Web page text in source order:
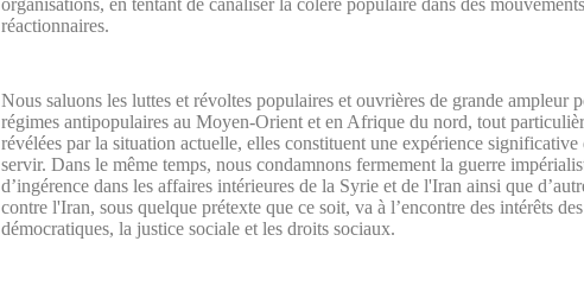
organisations, en tentant de canaliser la colère populaire dans des
réactionnaires.
Nous saluons les luttes et révoltes populaires et ouvrières de grande
régimes antipopulaires au Moyen-Orient et en Afrique du nord, tout
révélées par la situation actuelle, elles constituent une expérience
servir. Dans le même temps, nous condamnons fermement la guerre
d’ingérence dans les affaires intérieures de la Syrie et de l'Iran ainsi que
contre l'Iran, sous quelque prétexte que ce soit, va à l’encontre des intérêts
démocratiques, la justice sociale et les droits sociaux.